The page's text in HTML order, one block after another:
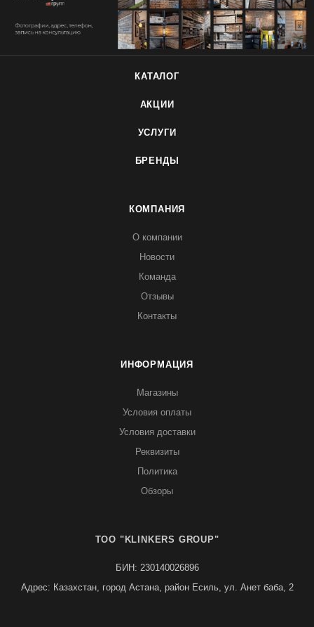
КАТАЛОГ
АКЦИИ
УСЛУГИ
БРЕНДЫ
КОМПАНИЯ
О компании
Новости
Команда
Отзывы
Контакты
ИНФОРМАЦИЯ
Магазины
Условия оплаты
Условия доставки
Реквизиты
Политика
Обзоры
TOO "KLINKERS GROUP"
БИН: 230140026896
Адрес: Казахстан, город Астана, район Есиль, ул. Анет баба, 2